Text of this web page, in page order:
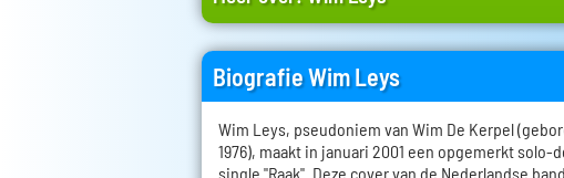
Biografie Wim Leys
Wim Leys, pseudoniem van Wim De Kerpel
1976), maakt in januari 2001 een opgemerkt solo-
single "Raak". Deze cover van de Nederlandse